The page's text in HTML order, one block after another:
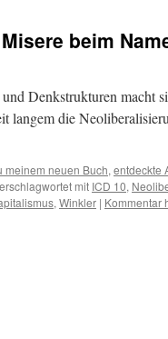
beim
Denkstrukturen macht
langem die
meinem neuen Buch, entdeckte
mit ICD 10,
, Winkler | Kommentar